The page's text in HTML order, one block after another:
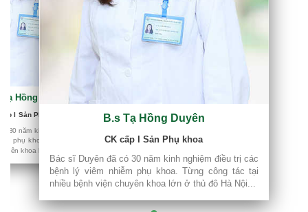
điều trị các
Hà Nội...
Tạ Hồng Duyên
cấp I Sản Phụ khoa
30 năm kinh nghiệm điều trị các
phụ khoa. Từng công tác tại
khoa lớn ở thủ đô Hà Nội...
B.s Tạ Hồng Duyên
CK cấp I Sản Phụ khoa
Bác sĩ Duyên đã có 30 năm kinh nghiệm điều trị các
bệnh lý viêm nhiễm phụ khoa. Từng công tác tại
nhiều bệnh viện chuyên khoa lớn ở thủ đô Hà Nội...